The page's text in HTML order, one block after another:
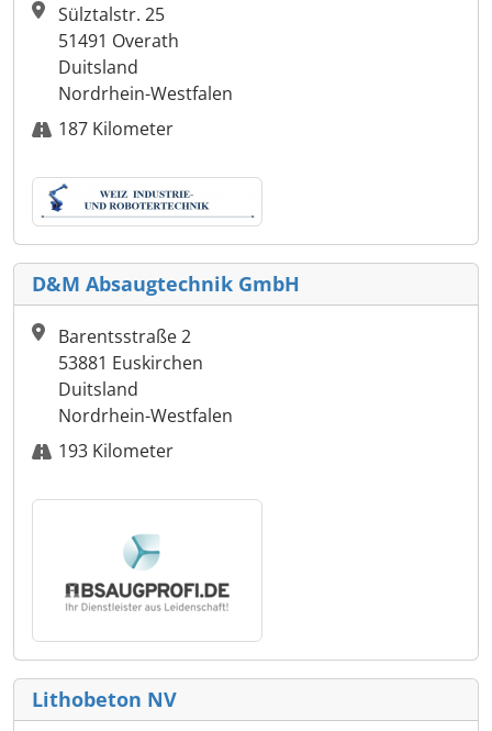
Sülztalstr. 25
51491 Overath
Duitsland
Nordrhein-Westfalen
187 Kilometer
D&M Absaugtechnik GmbH
Barentsstraße 2
53881 Euskirchen
Duitsland
Nordrhein-Westfalen
193 Kilometer
Lithobeton NV